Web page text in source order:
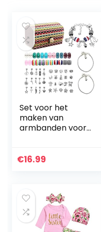
Set voor het
maken van
armbanden voor
parels voor
€16.99